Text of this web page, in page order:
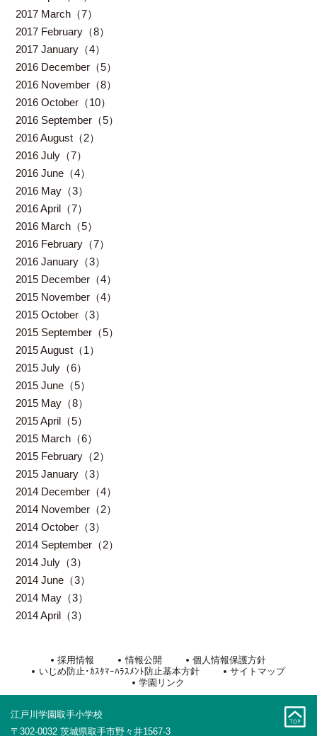
2017 March（7）
2017 February（8）
2017 January（4）
2016 December（5）
2016 November（8）
2016 October（10）
2016 September（5）
2016 August（2）
2016 July（7）
2016 June（4）
2016 May（3）
2016 April（7）
2016 March（5）
2016 February（7）
2016 January（3）
2015 December（4）
2015 November（4）
2015 October（3）
2015 September（5）
2015 August（1）
2015 July（6）
2015 June（5）
2015 May（8）
2015 April（5）
2015 March（6）
2015 February（2）
2015 January（3）
2014 December（4）
2014 November（2）
2014 October（3）
2014 September（2）
2014 July（3）
2014 June（3）
2014 May（3）
2014 April（3）
江戸川学園取手小学校
〒302-0032 茨城県取手市野々井1567-3
採用情報 情報公開
個人情報保護方針
いじめ防止･ｶｽﾀﾏｰﾊﾗｽﾒﾝﾄ防止基本方針
サイトマップ
学園リンク